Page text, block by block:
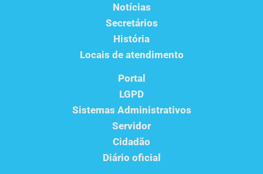
Notícias
Secretários
História
Locais de atendimento
Portal
LGPD
Sistemas Administrativos
Servidor
Cidadão
Diário oficial